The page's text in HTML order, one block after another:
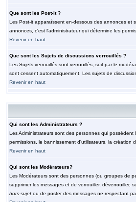
Que sont les Post-it ?
Les Post-it apparaîssent en-dessous des annonces et
annonces, c'est l'administrateur qui détermine les
Revenir en haut
Que sont les Sujets de discussions verrouillés ?
Les Sujets verrouillés sont verrouillés, soit par le
sont cessent automatiquement. Les sujets de
Revenir en haut
Qui sont les Administrateurs ?
Les Administrateurs sont des personnes qui
permissions, le bannissement d'utilisateurs, la création
Revenir en haut
Qui sont les Modérateurs?
Les Modérateurs sont des personnes (ou groupes de
supprimer les messages et de verrouiller,
hors-sujetou de poster des messages ne respectant